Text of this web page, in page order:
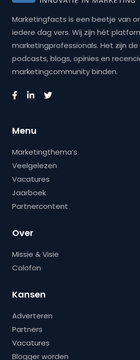
Marketingfacts is een beetje van
iedere dag vers. Wij zijn hét
marketingprofessionals. Het zijn de
podcasts, blogs, opinies en
marketingcommunity binden.
Menu
Marketingthema’s
Veelgelezen
Vacatures
Jaarboek
Partnercontent
Over
Missie & Visie
Colofon
Kansen
Adverteren
Partners
Vacatures
Blogger worden